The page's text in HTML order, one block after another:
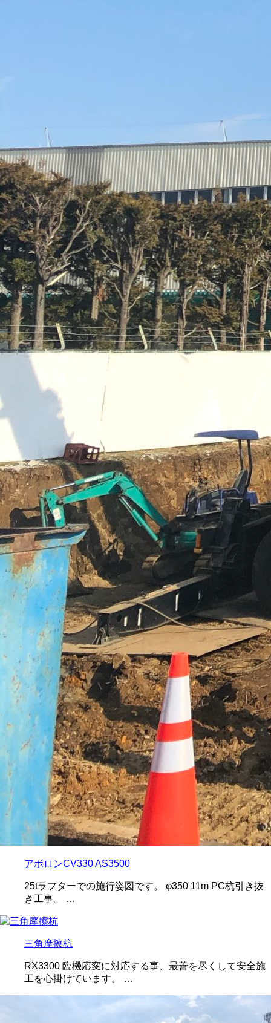
アボロンCV330 AS3500
25tラフターでの施行姿図です。 φ350 11m PC杭引き抜
き工事。 …
三角摩擦杭
RX3300 臨機応変に対応する事、最善を尽くして安全施
工を心掛けています。 …